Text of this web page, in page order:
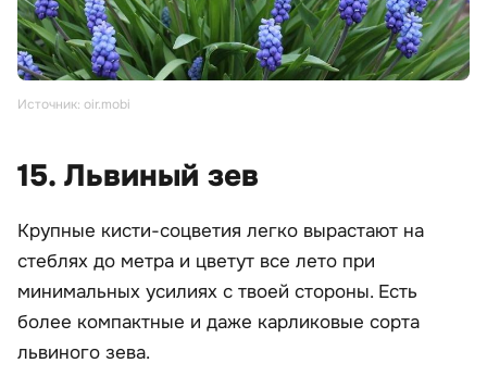
Источник: oir.mobi
15. Львиный зев
Крупные кисти-соцветия легко вырастают на
стеблях до метра и цветут все лето при
минимальных усилиях с твоей стороны. Есть
более компактные и даже карликовые сорта
львиного зева.